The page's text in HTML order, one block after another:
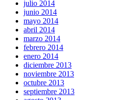
julio 2014
junio 2014
mayo 2014
abril 2014
marzo 2014
febrero 2014
enero 2014
diciembre 2013
noviembre 2013
octubre 2013
septiembre 2013